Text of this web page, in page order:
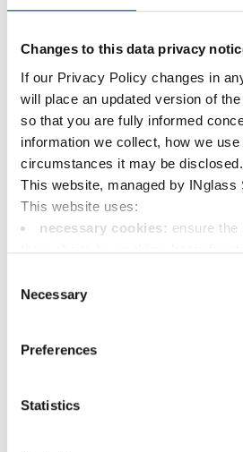
Changes to this data privacy
If our Privacy Policy changes in
will place an updated version of
so that you are fully informed
information we collect, how we
circumstances it may be disclosed.
This website, managed by INglass
This website uses:
necessary cookies: ensure the
the website by enabling basic
already entered (such as user ID,
collect
usage of the website, e.g. number
the user friendliness of our website;
enable
Selection
Necessary
Preferences
Statistics
工程材料和电子电气应用的热流道解决方